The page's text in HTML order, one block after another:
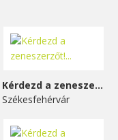
Kérdezd a zeneszerzőt!...
Székesfehérvár